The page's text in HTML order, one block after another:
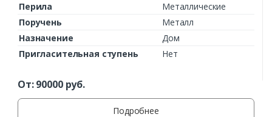
Перила
Металлические
Поручень
Металл
Назначение
Дом
Пригласительная ступень
Нет
От:90000руб.
Подробнее